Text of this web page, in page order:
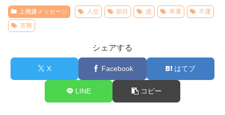
上機嫌メッセージ 人生 節目 波 幸運
不運
苦難
シェアする
X Facebook はてブ
LINE コピー